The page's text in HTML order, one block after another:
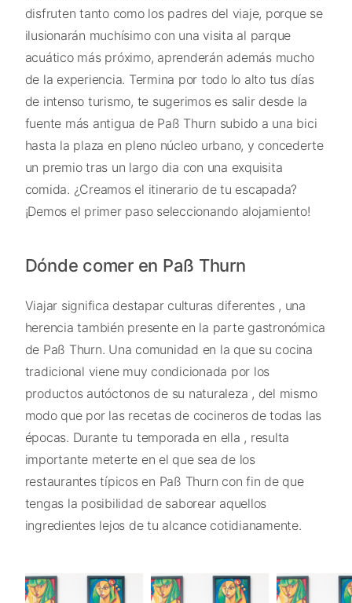
disfruten tanto como los padres del viaje, porque se
ilusionarán muchísimo con una visita al parque
acuático más próximo, aprenderán además mucho
de la experiencia. Termina por todo lo alto tus días
de intenso turismo, te sugerimos es salir desde la
fuente más antigua de Paß Thurn subido a una bici
hasta la plaza en pleno núcleo urbano, y concederte
un premio tras un largo dia con una exquisita
comida. ¿Creamos el itinerario de tu escapada?
¡Demos el primer paso seleccionando alojamiento!
Dónde comer en Paß Thurn
Viajar significa destapar culturas diferentes , una
herencia también presente en la parte gastronómica
de Paß Thurn. Una comunidad en la que su cocina
tradicional viene muy condicionada por los
productos autóctonos de su naturaleza , del mismo
modo que por las recetas de cocineros de todas las
épocas. Durante tu temporada en ella , resulta
importante meterte en el que sea de los
restaurantes típicos en Paß Thurn con fin de que
tengas la posibilidad de saborear aquellos
ingredientes lejos de tu alcance cotidianamente.